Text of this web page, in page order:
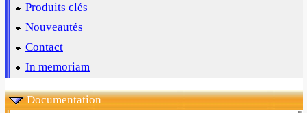
Produits clés
Nouveautés
Contact
In memoriam
Documentation